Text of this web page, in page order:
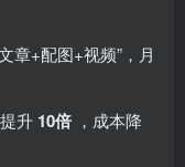
章+配图+视频”，月
升 10倍 ，成本降